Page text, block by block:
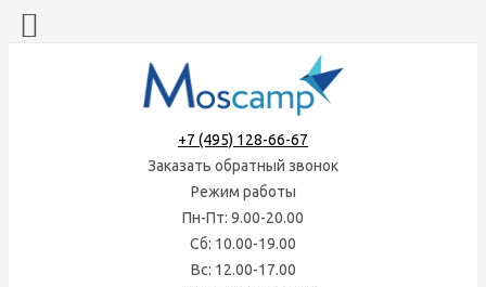
+7 (495) 128-66-67
Заказать обратный звонок
Режим работы
Пн-Пт: 9.00-20.00
Сб: 10.00-19.00
Вс: 12.00-17.00